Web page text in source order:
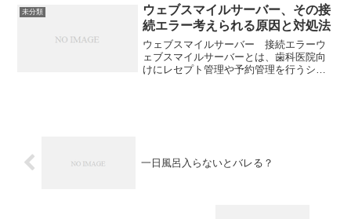
通郵便）84円...
未分類
ウェブスマイルサーバー、その接
続エラー考えられる原因と対処法
ウェブスマイルサーバー 接続エラーウ
ェブスマイルサーバーとは、歯科医院向
けにレセプト管理や予約管理を行うシス
一日風呂入らないとバレる？